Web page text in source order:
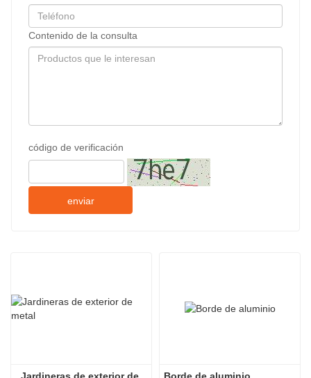
Contenido de la consulta
código de verificación
enviar